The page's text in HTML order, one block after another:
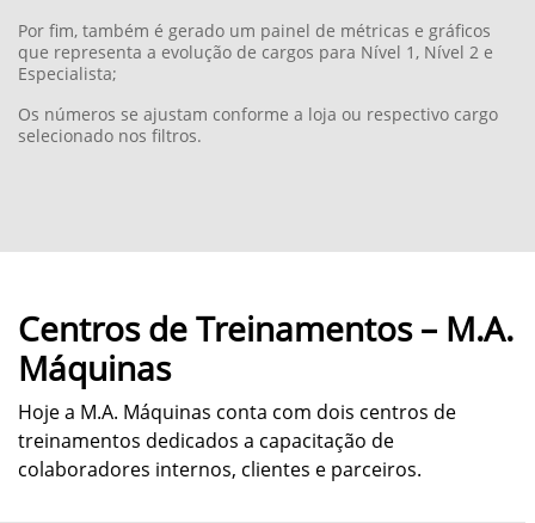
Centros de Treinamentos – M.A.
Máquinas
Hoje a M.A. Máquinas conta com dois centros de